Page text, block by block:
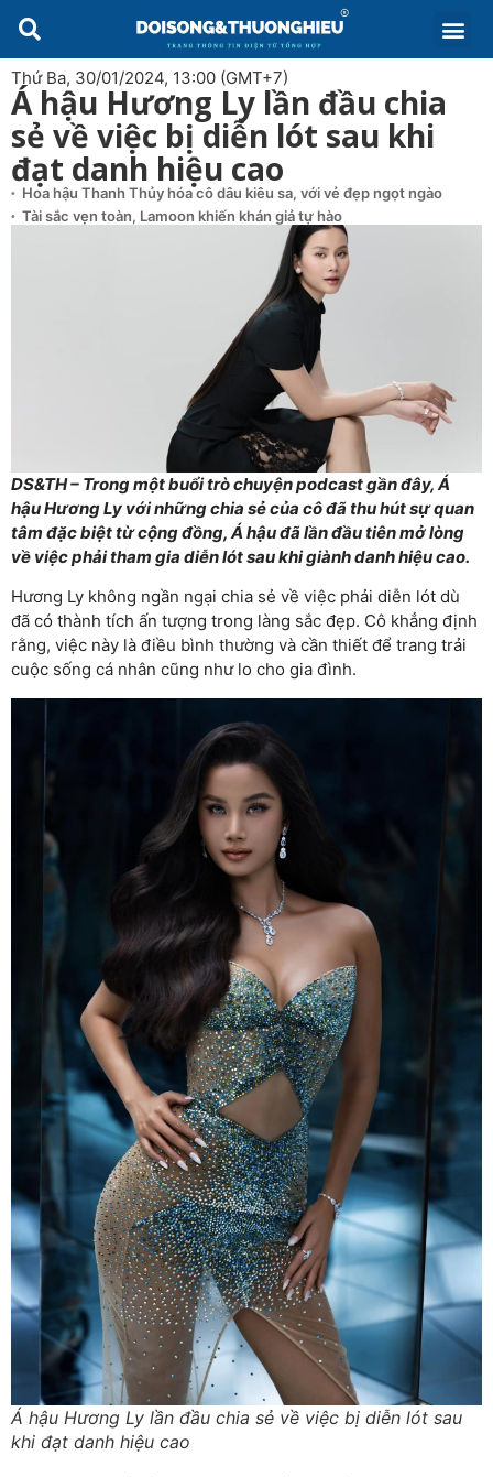
Thứ Ba, 30/01/2024, 13:00 (GMT+7)
Á hậu Hương Ly lần đầu chia
sẻ về việc bị diễn lót sau khi
đạt danh hiệu cao
Hoa hậu Thanh Thủy hóa cô dâu kiêu sa, với vẻ đẹp ngọt ngào
Tài sắc vẹn toàn, Lamoon khiến khán giả tự hào
DS&TH – Trong một buổi trò chuyện podcast gần đây, Á
hậu Hương Ly với những chia sẻ của cô đã thu hút sự quan
tâm đặc biệt từ cộng đồng, Á hậu đã lần đầu tiên mở lòng
về việc phải tham gia diễn lót sau khi giành danh hiệu cao.
Hương Ly không ngần ngại chia sẻ về việc phải diễn lót dù
đã có thành tích ấn tượng trong làng sắc đẹp. Cô khẳng định
rằng, việc này là điều bình thường và cần thiết để trang trải
cuộc sống cá nhân cũng như lo cho gia đình.
Á hậu Hương Ly lần đầu chia sẻ về việc bị diễn lót sau
khi đạt danh hiệu cao